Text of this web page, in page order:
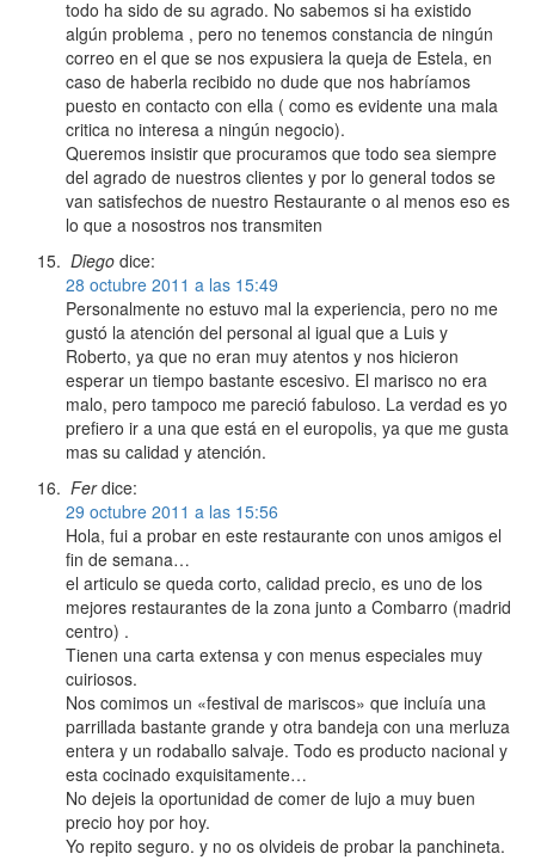
todo ha sido de su agrado. No sabemos si ha existido
algún problema , pero no tenemos constancia de ningún
correo en el que se nos expusiera la queja de Estela, en
caso de haberla recibido no dude que nos habríamos
puesto en contacto con ella ( como es evidente una mala
critica no interesa a ningún negocio).
Queremos insistir que procuramos que todo sea siempre
del agrado de nuestros clientes y por lo general todos se
van satisfechos de nuestro Restaurante o al menos eso es
lo que a nosostros nos transmiten
Diego dice:
28 octubre 2011 a las 15:49
Personalmente no estuvo mal la experiencia, pero no me
gustó la atención del personal al igual que a Luis y
Roberto, ya que no eran muy atentos y nos hicieron
esperar un tiempo bastante escesivo. El marisco no era
malo, pero tampoco me pareció fabuloso. La verdad es yo
prefiero ir a una que está en el europolis, ya que me gusta
mas su calidad y atención.
Fer dice:
29 octubre 2011 a las 15:56
Hola, fui a probar en este restaurante con unos amigos el
fin de semana…
el articulo se queda corto, calidad precio, es uno de los
mejores restaurantes de la zona junto a Combarro (madrid
centro) .
Tienen una carta extensa y con menus especiales muy
cuiriosos.
Nos comimos un «festival de mariscos» que incluía una
parrillada bastante grande y otra bandeja con una merluza
entera y un rodaballo salvaje. Todo es producto nacional y
esta cocinado exquisitamente…
No dejeis la oportunidad de comer de lujo a muy buen
precio hoy por hoy.
Yo repito seguro. y no os olvideis de probar la panchineta.